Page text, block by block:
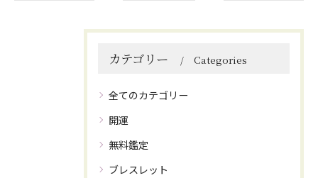
カテゴリー Categories
全てのカテゴリー
開運
無料鑑定
ブレスレット